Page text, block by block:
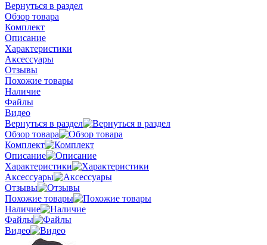
Вернуться в раздел
Обзор товара
Комплект
Описание
Характеристики
Аксессуары
Отзывы
Похожие товары
Наличие
Файлы
Видео
Вернуться в раздел
Обзор товара
Комплект
Описание
Характеристики
Аксессуары
Отзывы
Похожие товары
Наличие
Файлы
Видео